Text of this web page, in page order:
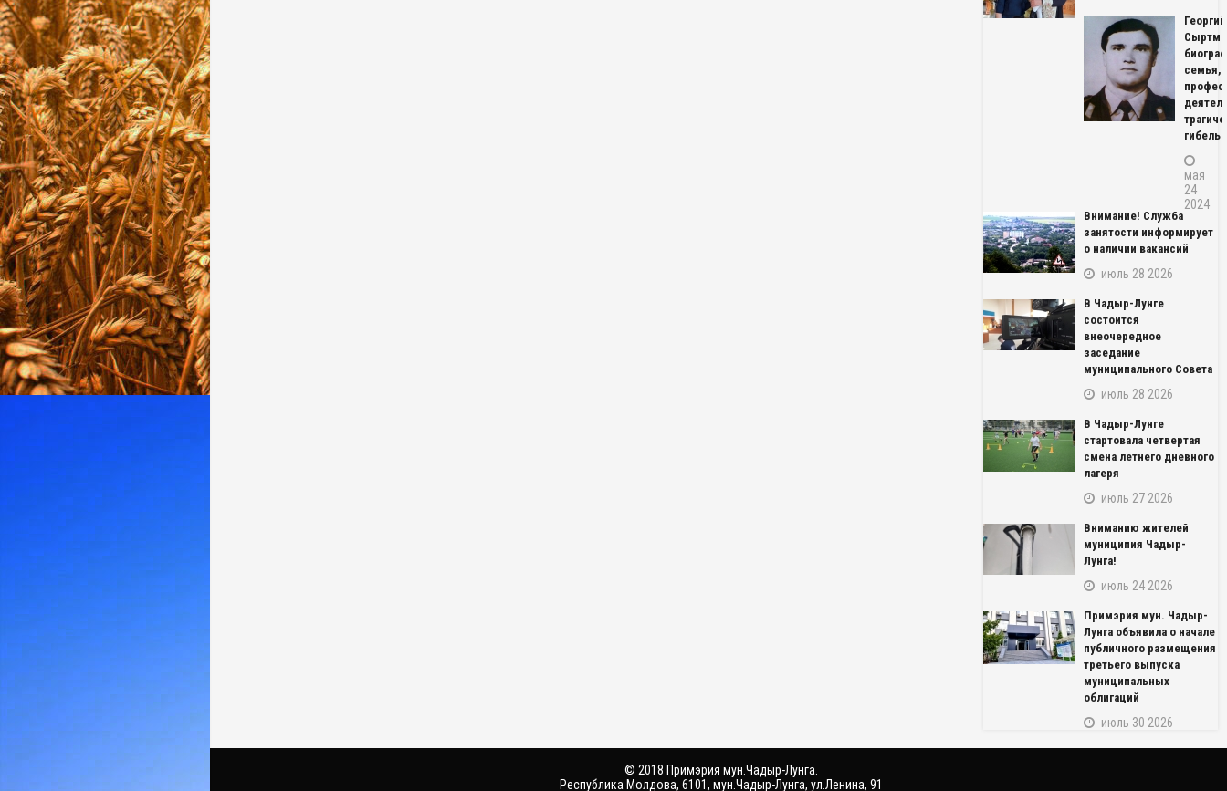
Георгий
семья,
гибель
мая
24
2024
Внимание! Служба
занятости информирует
о наличии вакансий
июль 28 2026
В Чадыр-Лунге
состоится
внеочередное
заседание
муниципального Совета
июль 28 2026
В Чадыр-Лунге
стартовала четвертая
смена летнего дневного
лагеря
июль 27 2026
Вниманию жителей
муниципия Чадыр-
Лунга!
июль 24 2026
Примэрия мун. Чадыр-
Лунга объявила о начале
публичного размещения
третьего выпуска
муниципальных
облигаций
июль 30 2026
© 2018 Примэрия мун.Чадыр-Лунга.
Республика Молдова, 6101, мун.Чадыр-Лунга, ул.Ленина, 91
NAME_SOCIAL_FACEBOOK
NAME_SOCIAL_GOOGLE
NAME_SOCIAL_TWITTER
NAME_SOCIAL_LINKEDIN